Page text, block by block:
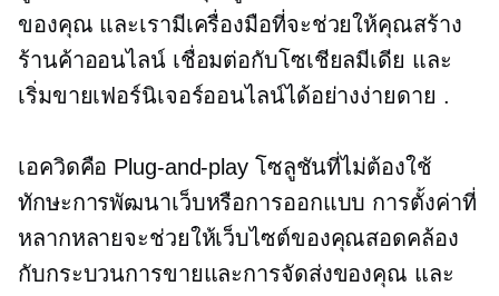
ของคุณ และเรามีเครื่องมือที่จะช่วยให้คุณสร้าง
ร้านค้าออนไลน์ เชื่อมต่อกับโซเชียลมีเดีย และ
เริ่มขายเฟอร์นิเจอร์ออนไลน์ได้อย่างง่ายดาย .
เอควิดคือ Plug-and-playโซลูชันที่ไม่ต้องใช้
ทักษะการพัฒนาเว็บหรือการออกแบบ การตั้งค่าที่
หลากหลายจะช่วยให้เว็บไซต์ของคุณสอดคล้อง
กับกระบวนการขายและการจัดส่งของคุณ และ